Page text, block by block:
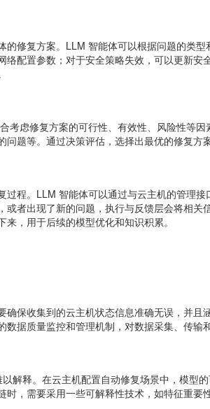
修复方案。LLM 智能体可以根据问题的类
配置参数；对于安全策略失效，可以更新
虑修复方案的可行性、有效性、风险性等
题等。通过决策评估，选择出最优的修复方
程。LLM 智能体可以通过与云主机的管理
者出现了新的问题，执行与反馈层会将相
，用于后续的模型优化和知识积累。
保收集到的云主机状态信息准确无误，并且
据质量监控和管理机制，对数据采集、传输
解释。在云主机配置自动修复场景中，模型
，需要采用一些可解释性技术，如特征重要